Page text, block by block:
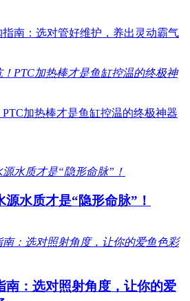
南：选对管好维护，养出灵动霸气
加热棒才是鱼缸控温的终极神器
水质才是“隐形命脉”！
南：选对照射角度，让你的爱